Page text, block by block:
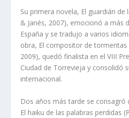
Su primera novela, El guardián
& Janés, 2007), emocionó a más
España y se tradujo a varios
obra, El compositor de tormentas
2009), quedó finalista en el VIII
Ciudad de Torrevieja y consolidó
internacional.
Dos años más tarde se consagró
El haiku de las palabras perdidas